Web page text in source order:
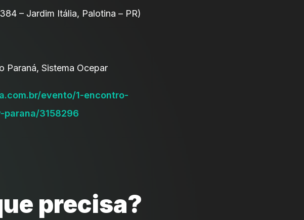
– Jardim Itália, Palotina – PR)
Paraná, Sistema Ocepar
evento/1-encontro-
3158296
precisa?